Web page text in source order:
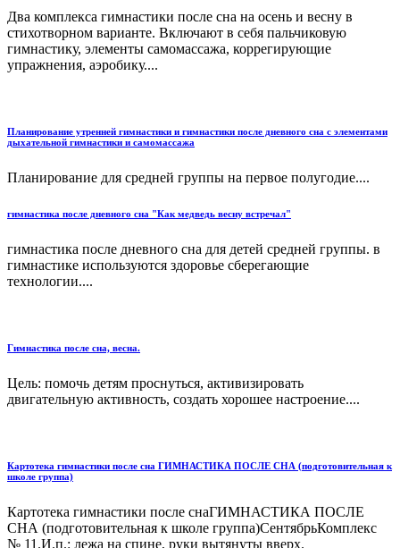
Два комплекса гимнастики после сна на осень и весну в
стихотворном варианте. Включают в себя пальчиковую
гимнастику, элементы самомассажа, коррегирующие
упражнения, аэробику....
Планирование утренней гимнастики и гимнастики после дневного сна с элементами
дыхательной гимнастики и самомассажа
Планирование для средней группы на первое полугодие....
гимнастика после дневного сна "Как медведь весну встречал"
гимнастика после дневного сна для детей средней группы. в
гимнастике используются здоровье сберегающие
технологии....
Гимнастика после сна, весна.
Цель: помочь детям проснуться, активизировать
двигательную активность, создать хорошее настроение....
Картотека гимнастики после сна ГИМНАСТИКА ПОСЛЕ СНА (подготовительная к
школе группа)
Картотека гимнастики после снаГИМНАСТИКА ПОСЛЕ
СНА (подготовительная к школе группа)СентябрьКомплекс
№ 11.И.п.: лежа на спине, руки вытянуты вверх.